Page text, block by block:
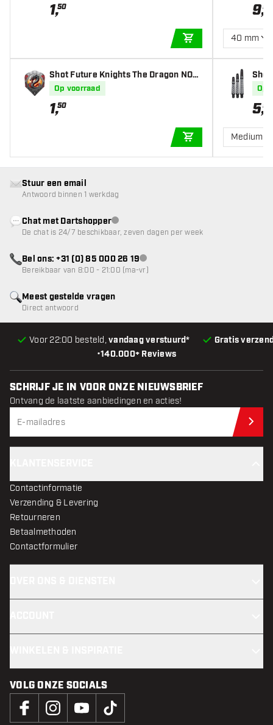
1,50
IN WINKELWAGEN
Shot Future Knights The Dragon NO6
- Dart Flights
Op voorraad
1,50
IN WINKELWAGEN
9,99
40 mm
Op
5,95
Medium
•140.000+ Reviews
Voor 22:00 besteld,vandaag verstuurd* Gratis
Meest gestelde vragen
Direct antwoord
Stuur een email
Antwoord binnen 1 werkdag
Chat met Dartshopperklantenservice niet beschikbaar
De chat is 24/7 beschikbaar, zeven dagen per week
Bel ons: +31 (0) 85 000 26 19klantenservice niet beschikbaar
Bereikbaar van 8:00 - 21:00 (ma-vr)
SCHRIJF JE IN VOOR ONZE NIEUWSBRIEF
Ontvang de laatste aanbiedingen en acties!
Contactinformatie
Verzending & Levering
Retourneren
Betaalmethoden
Contactformulier
VOLG ONZE SOCIALS